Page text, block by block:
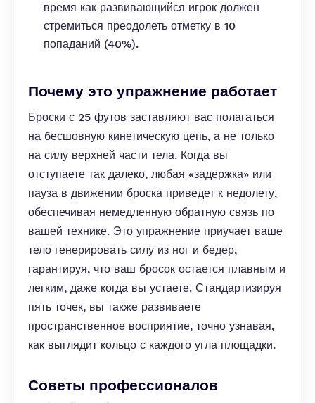
время как развивающийся игрок должен
стремиться преодолеть отметку в 10
попаданий (40%).
Почему это упражнение работает
Броски с 25 футов заставляют вас полагаться
на бесшовную кинетическую цепь, а не только
на силу верхней части тела. Когда вы
отступаете так далеко, любая «задержка» или
пауза в движении броска приведет к недолету,
обеспечивая немедленную обратную связь по
вашей технике. Это упражнение приучает ваше
тело генерировать силу из ног и бедер,
гарантируя, что ваш бросок остается плавным и
легким, даже когда вы устаете. Стандартизируя
пять точек, вы также развиваете
пространственное восприятие, точно узнавая,
как выглядит кольцо с каждого угла площадки.
Советы профессионалов